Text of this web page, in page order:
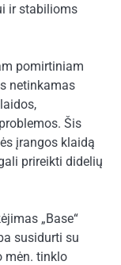
ir stabilioms
pomirtiniam
netinkamas
Šis
įrangos klaidą
prireikti didelių
„Base“
susidurti su
mėn. tinklo